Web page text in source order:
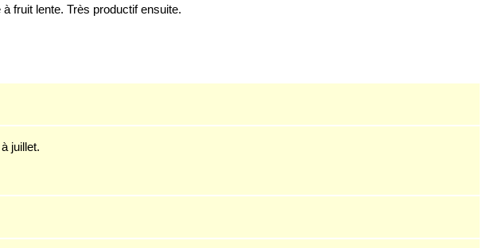
fruit lente. Très productif ensuite.
juillet.